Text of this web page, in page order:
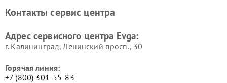
Контакты сервис центра
Адрес сервисного центра Evga:
г. Калининград, Ленинский просп., 30
Горячая линия:
+7 (800) 301-55-83